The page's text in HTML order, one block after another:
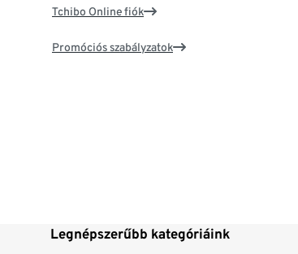
Tchibo Online fiók
Promóciós szabályzatok
Legnépszerűbb kategóriáink